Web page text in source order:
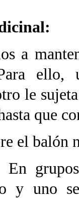
a
ello,
le
que
el balón
En
y uno